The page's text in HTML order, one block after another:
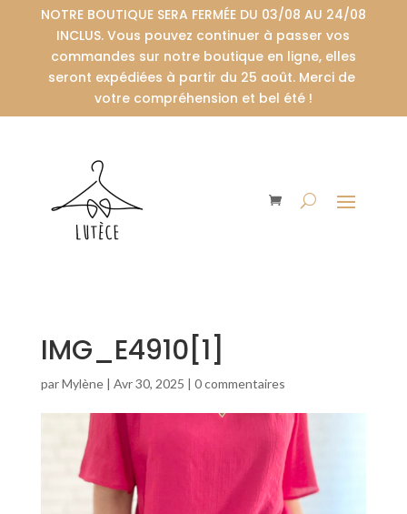
NOTRE BOUTIQUE SERA FERMÉE DU 03/08 AU 24/08
INCLUS. Vous pouvez continuer à passer vos
commandes sur notre boutique en ligne, elles
seront expédiées à partir du 25 août. Merci de
votre compréhension et bel été !
IMG_E4910[1]
parMylène| Avr 30, 2025 | 0 commentaires